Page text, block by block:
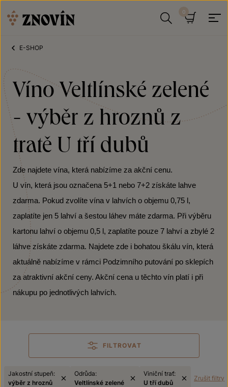
E-SHOP
Víno Veltlínské zelené
- výběr z hroznů z
tratě U tří dubů
Zde najdete vína, která nabízíme za akční cenu.
U vín, která jsou označena 5+1 nebo 7+2 získáte lahve
zdarma. Pokud zvolíte vína v lahvích o objemu 0,75 l,
zaplatíte jen 5 lahví a šestou láhev máte zdarma. Při výběru
kartonu lahví o objemu 0,5 l, zaplatíte pouze 7 lahví a zbylé 2
láhve získáte zdarma. Najdete zde i bohatou škálu vín, která
aktuálně nabízíme v rámci Podzimního putování po sklepích
za atraktivní akční ceny. Akční cena u těchto vín platí i při
nákupu po jednotlivých lahvích.
FILTROVAT
Jakostní stupeň:
výběr z hroznů
Odrůda:
Veltlínské zelené
Viniční trať:
U tří dubů
Zrušit filtry